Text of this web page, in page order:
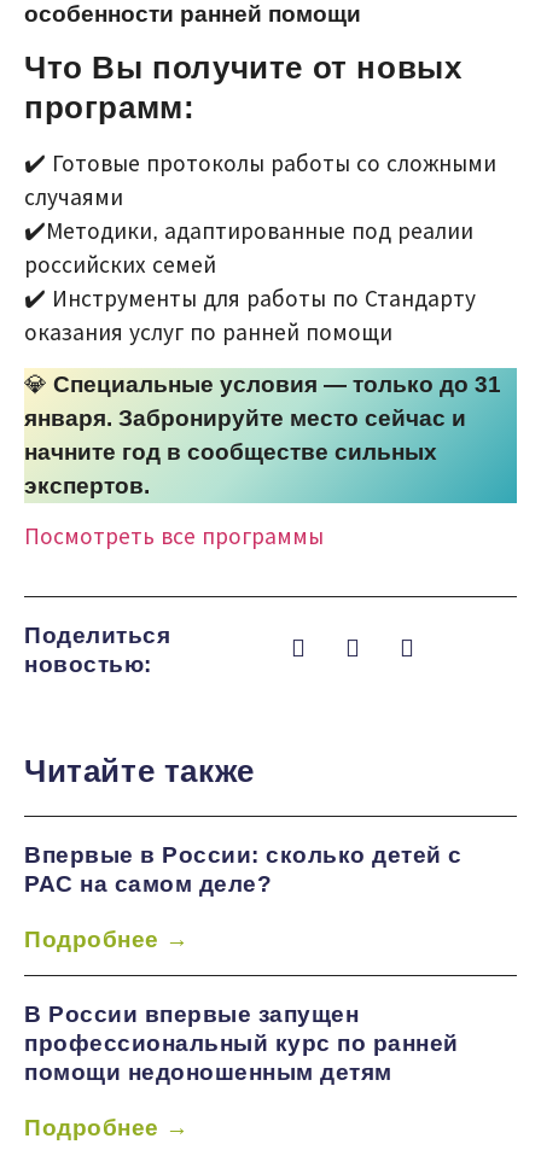
особенности ранней помощи
Что Вы получите от новых
программ:
✔️ Готовые протоколы работы со сложными
случаями
✔️Методики, адаптированные под реалии
российских семей
✔️ Инструменты для работы по Стандарту
оказания услуг по ранней помощи
💎 Специальные условия — только до 31
января. Забронируйте место сейчас и
начните год в сообществе сильных
экспертов.
Посмотреть все программы
Поделиться
новостью:
Читайте также
Впервые в России: сколько детей с
РАС на самом деле?
Подробнее →
В России впервые запущен
профессиональный курс по ранней
помощи недоношенным детям
Подробнее →